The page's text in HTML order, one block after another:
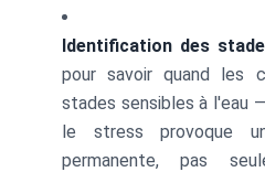
Identification des
pour savoir quand les
stades sensibles à l'eau
le stress provoque
permanente, pas